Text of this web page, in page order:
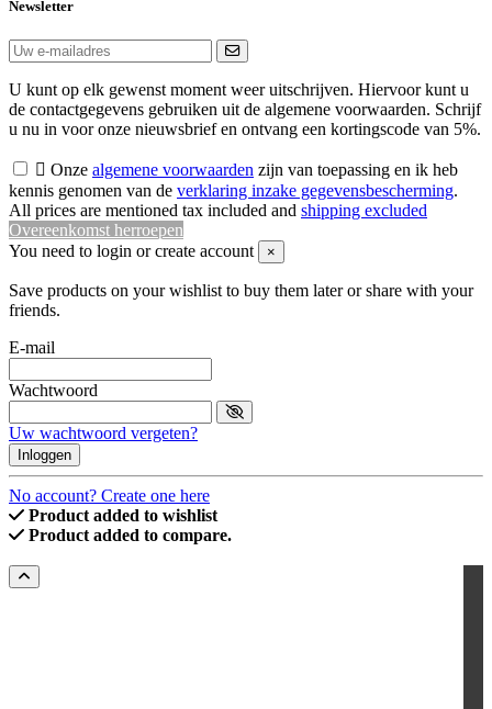
Newsletter
U kunt op elk gewenst moment weer uitschrijven. Hiervoor kunt u
de contactgegevens gebruiken uit de algemene voorwaarden. Schrijf
u nu in voor onze nieuwsbrief en ontvang een kortingscode van 5%.
 Onze algemene voorwaarden zijn van toepassing en ik heb
kennis genomen van de verklaring inzake gegevensbescherming.
All prices are mentioned tax included and shipping excluded
Overeenkomst herroepen
You need to login or create account
×
Save products on your wishlist to buy them later or share with your
friends.
E-mail
Wachtwoord
Uw wachtwoord vergeten?
Inloggen
No account? Create one here
Product added to wishlist
Product added to compare.